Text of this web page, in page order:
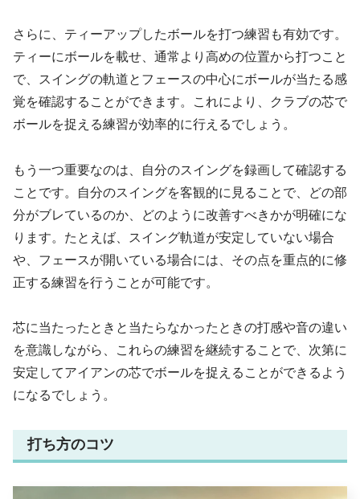
さらに、ティーアップしたボールを打つ練習も有効です。
ティーにボールを載せ、通常より高めの位置から打つこと
で、スイングの軌道とフェースの中心にボールが当たる感
覚を確認することができます。これにより、クラブの芯で
ボールを捉える練習が効率的に行えるでしょう。
もう一つ重要なのは、自分のスイングを録画して確認する
ことです。自分のスイングを客観的に見ることで、どの部
分がブレているのか、どのように改善すべきかが明確にな
ります。たとえば、スイング軌道が安定していない場合
や、フェースが開いている場合には、その点を重点的に修
正する練習を行うことが可能です。
芯に当たったときと当たらなかったときの打感や音の違い
を意識しながら、これらの練習を継続することで、次第に
安定してアイアンの芯でボールを捉えることができるよう
になるでしょう。
打ち方のコツ